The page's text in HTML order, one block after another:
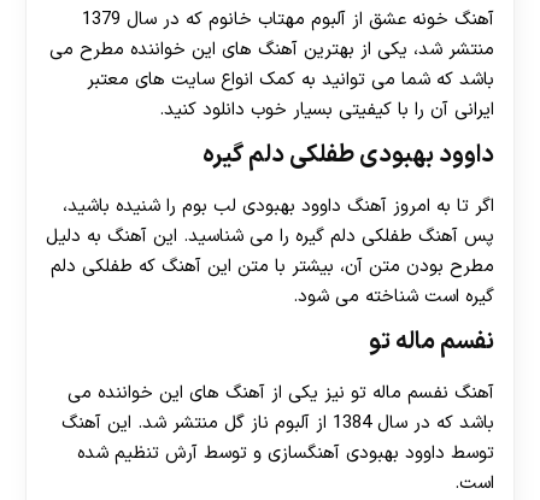
آهنگ خونه عشق از آلبوم مهتاب خانوم که در سال 1379
منتشر شد، یکی از بهترین آهنگ های این خواننده مطرح می
باشد که شما می توانید به کمک انواع سایت های معتبر
ایرانی آن را با کیفیتی بسیار خوب دانلود کنید.
داوود بهبودی طفلکی دلم گیره
اگر تا به امروز آهنگ داوود بهبودی لب بوم را شنیده باشید،
پس آهنگ طفلکی دلم گیره را می شناسید. این آهنگ به دلیل
مطرح بودن متن آن، بیشتر با متن این آهنگ که طفلکی دلم
گیره است شناخته می شود.
نفسم ماله تو
آهنگ نفسم ماله تو نیز یکی از آهنگ های این خواننده می
باشد که در سال 1384 از آلبوم ناز گل منتشر شد. این آهنگ
توسط داوود بهبودی آهنگسازی و توسط آرش تنظیم شده
است.